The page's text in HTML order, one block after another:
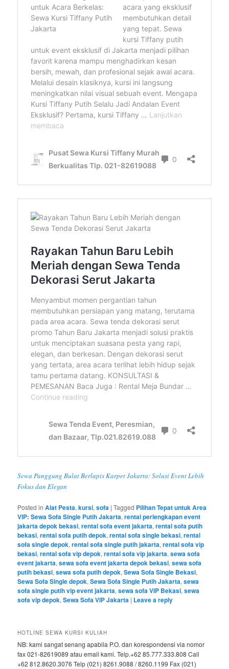
Sewa Panggung Bulat Berlapis Karpet Jakarta: Solusi Event Lebih
Fokus dan Elegan
Posted in Alat Pesta,kursi,sofa |Tagged Pilihan Tepat untuk Area
VIP: Sewa Sofa Single Putih Jakarta,rental perlengkapan event
jakarta depok bekasi,rental sofa event jakarta,rental sofa putih
bekasi,rental sofa putih depok,rental sofa single bekasi,rental
sofa single depok,rental sofa single putih jakarta,rental sofa vip
bekasi,rental sofa vip depok,rental sofa vip jakarta,sewa sofa
event jakarta,sewa sofa event jakarta depok bekasi,sewa sofa
putih bekasi,sewa sofa putih depok,Sewa Sofa Single Bekasi,
Sewa Sofa Single depok,Sewa Sofa Single Putih Jakarta,sewa
sofa single putih vip event jakarta,sewa sofa VIP Bekasi,sewa
sofa vip depok,Sewa Sofa VIP Jakarta | Leave a reply
HOTLINE SEWA KURSI KULIAH
NB: kami sangat senang apabila P.O. dan korespondensi via nomor
fax 021-82619089 atau email kami. Telp.+62 85.777.333.808 Call
+62 812.8620.3076 Telp (021) 8261.9088 / 8260.1199 Fax (021)